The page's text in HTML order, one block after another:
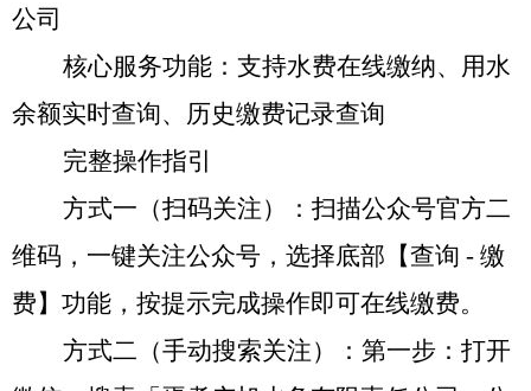
公司
核心服务功能：支持水费在线缴纳、用水
余额实时查询、历史缴费记录查询
完整操作指引
方式一（扫码关注）：扫描公众号官方二
维码，一键关注公众号，选择底部【查询 - 缴
费】功能，按提示完成操作即可在线缴费。
方式二（手动搜索关注）：第一步：打开